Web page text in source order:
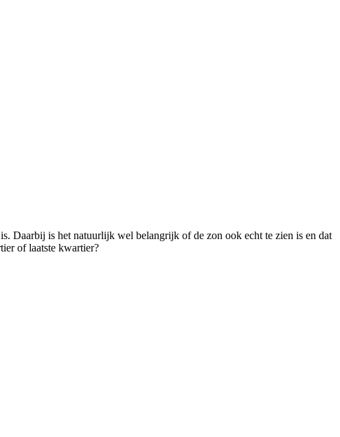
Daarbij is het natuurlijk wel belangrijk of de zon ook echt te zien is en dat
of laatste kwartier?